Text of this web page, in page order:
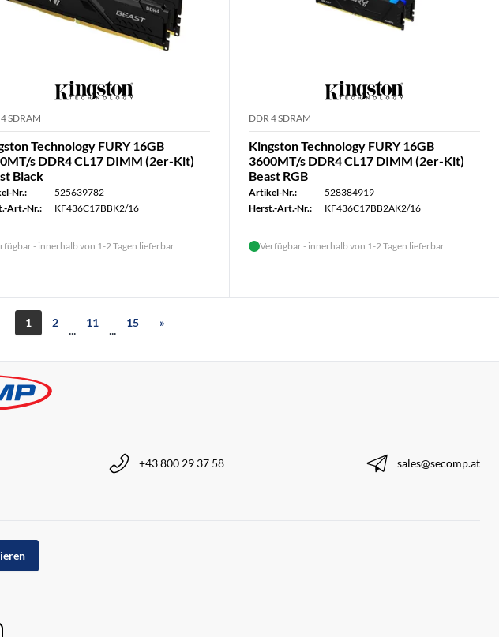
SDRAM
Technology FURY 16GB
s DDR4 CL17 DIMM (2er-Kit)
Black
Nr.:
525639782
Art.-Nr.:
KF436C17BBK2/16
- innerhalb von 1-2 Tagen lieferbar
DDR 4 SDRAM
Kingston Technology FURY 16GB
3600MT/s DDR4 CL17 DIMM (2er-Kit)
Beast RGB
Artikel-Nr.:
528384919
Herst.-Art.-Nr.:
KF436C17BB2AK2/16
Verfügbar - innerhalb von 1-2 Tagen lieferbar
1 2 11 15 »
+43 800 29 37 58 sales@secomp.at